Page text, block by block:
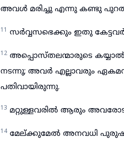
അവൾ മരിച്ചു എന്നു കണ്ടു
11 സർവ്വസഭെക്കും ഇതു
12 അപ്പൊസ്തലന്മാരുടെ
നടന്നു; അവർ എല്ലാവരും
പതിവായിരുന്നു.
13 മറ്റുള്ളവരിൽ ആരും
14 മേല്ക്കുമേൽ അനവധി